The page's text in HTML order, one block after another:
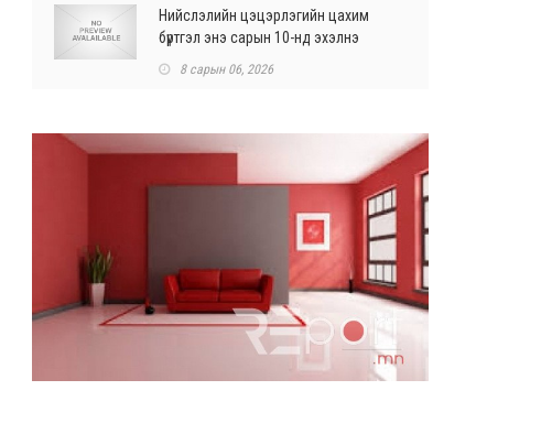
Нийслэлийн цэцэрлэгийн цахим
бүртгэл энэ сарын 10-нд эхэлнэ
8 сарын 06, 2026
авто замын барилгын ажлын нийт
гүйцэтгэл 74.5 хув...
Нэгдүгээр ангид элсэгчдийн
бүртгэлийг энэ сарын 17-ноос E-
Mongolia системээр зохи...
8 сарын 06, 2026
Өчигдөр согтуугаар тээврийн
хэрэгсэл жолоодсон 95 хэрэг